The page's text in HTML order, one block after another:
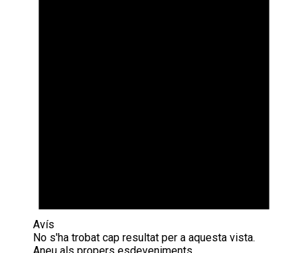
Avís
No s'ha trobat cap resultat per a aquesta vista.
Aneu als propers esdeveniments.